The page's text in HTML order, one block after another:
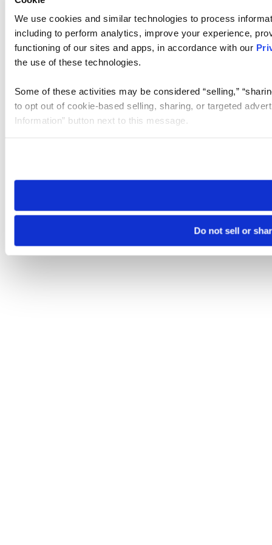
We use cookies and similar technologies to process
including to perform analytics, improve your experience,
functioning of our sites and apps, in accordance with our
the use of these technologies.
Some of these activities may be considered “selling,”
to opt out of cookie-based selling, sharing, or targeted
Information” button next to this message.
need to be set again.
Do not sell or